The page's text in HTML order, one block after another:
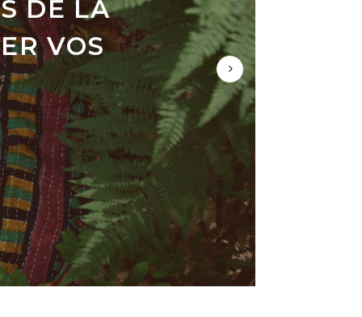
DE LA
VOS